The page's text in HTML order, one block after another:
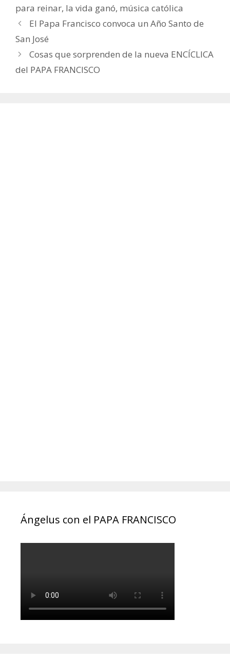
para reinar, la vida ganó, música católica
El Papa Francisco convoca un Año Santo de
San José
Cosas que sorprenden de la nueva ENCÍCLICA
del PAPA FRANCISCO
Ángelus con el PAPA FRANCISCO